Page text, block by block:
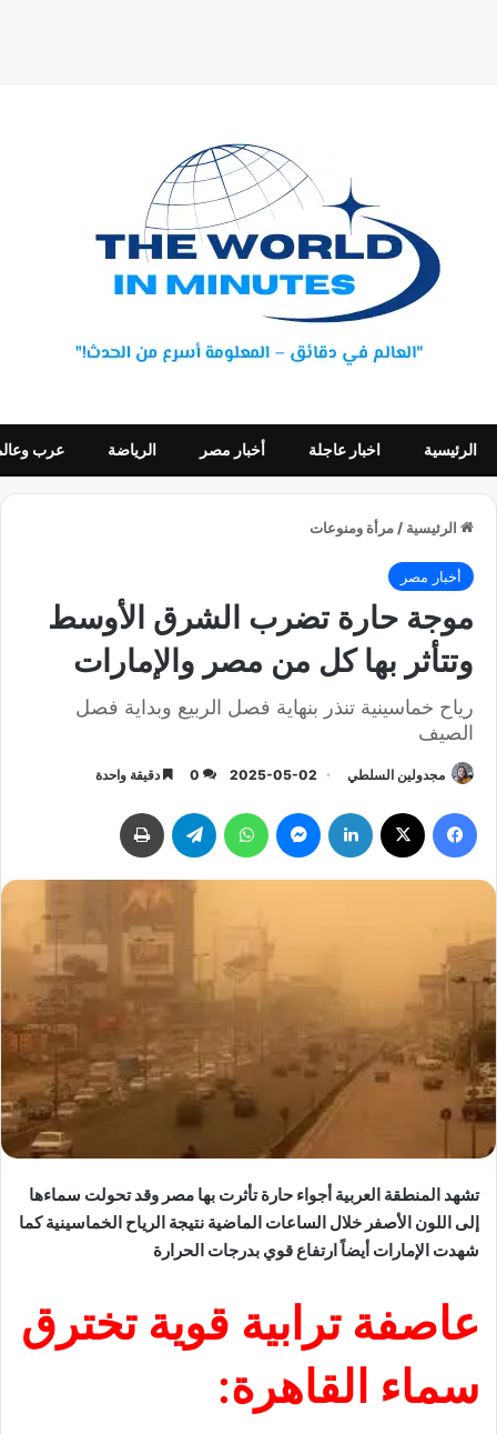
الرئيسية اخبار عاجلة أخبار مصر الرياضة عرب
الرئيسية / مرأة ومنوعات
أخبار مصر
موجة حارة تضرب الشرق الأوسط
وتتأثر بها كل من مصر والإمارات
رياح خماسينية تنذر بنهاية فصل الربيع وبداية فصل
الصيف
مجدولين السلطي 2025-05-02
0 دقيقة واحدة
تشهد المنطقة العربية أجواء حارة تأثرت بها مصر وقد تحولت سماءها
إلى اللون الأصفر خلال الساعات الماضية نتيجة الرياح الخماسينية كما
شهدت الإمارات أيضاً ارتفاع قوي بدرجات الحرارة
عاصفة ترابية قوية تخترق
سماء القاهرة: